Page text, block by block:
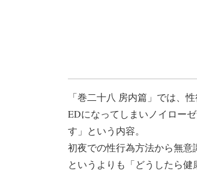
「巻二十八 房内篇」では、
EDになってしまいノイロー
す」という内容。
初夜での性行為方法から無意
というよりも「どうしたら